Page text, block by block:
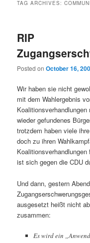
TAG ARCHIVES:
RIP
Posted onOctober 16,
Wir haben sie nicht
mit dem Wahlergebnis
Koalitionsverhandlungen
wieder gefundenes
trotzdem haben viele
doch zu ihren
ist sich gegen die CDU
Und dann, gestern
ausgesetzt heißt nicht
zusammen:
Es wird ein